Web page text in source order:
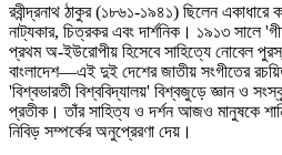
রবীন্দ্রনাথ ঠাকুর (১৮৬১-১৯৪১) ছিলেন একাধারে
নাট্যকার, চিত্রকর এবং দার্শনিক। ১৯১৩ সালে
প্রথম অ-ইউরোপীয় হিসেবে সাহিত্যে নোবেল
বাংলাদেশ—এই দুই দেশের জাতীয় সংগীতের
'বিশ্বভারতী বিশ্ববিদ্যালয়' বিশ্বজুড়ে জ্ঞান ও
প্রতীক। তাঁর সাহিত্য ও দর্শন আজও মানুষকে
নিবিড় সম্পর্কের অনুপ্রেরণা দেয়।